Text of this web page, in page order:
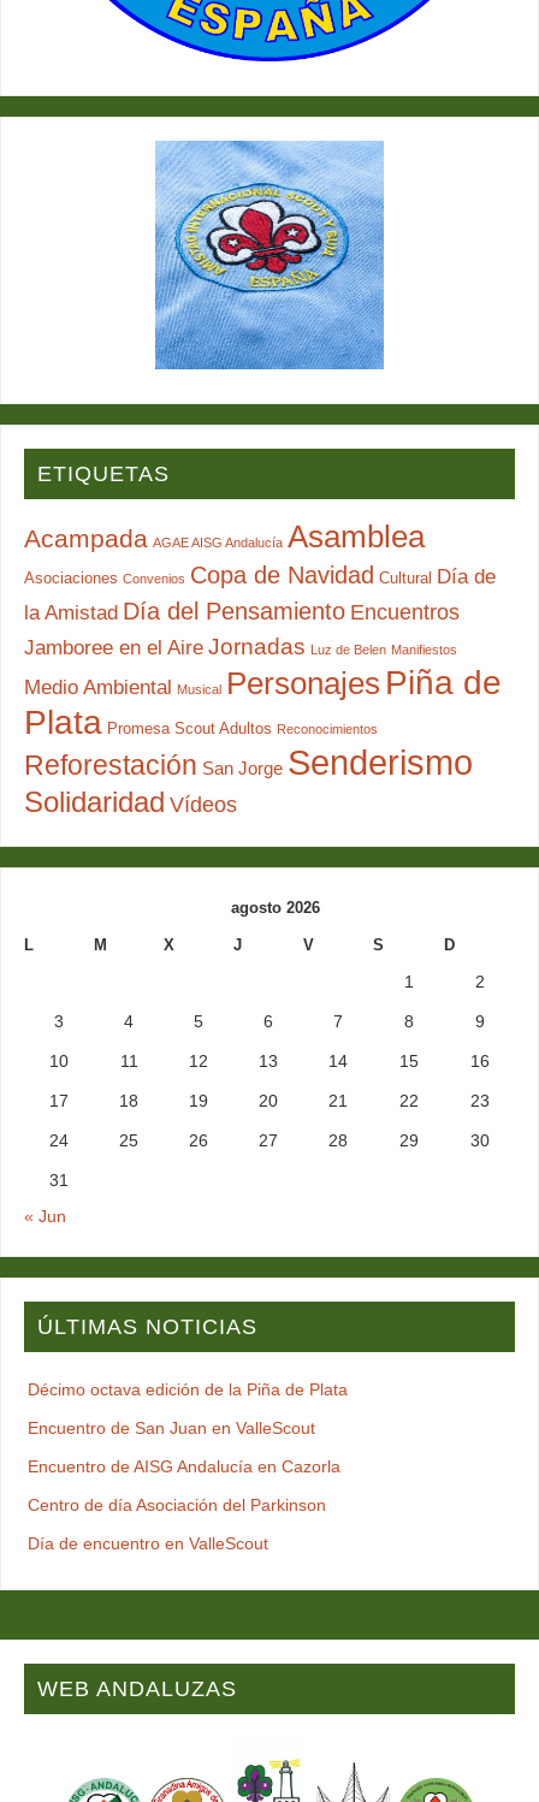
ETIQUETAS
Acampada AGAE AISG Andalucía Asamblea
Asociaciones Convenios Copa de Navidad Cultural Día de
la Amistad Día del Pensamiento Encuentros
Jamboree en el Aire Jornadas Luz de Belen Manifiestos
Medio Ambiental Musical Personajes Piña de
Plata Promesa Scout Adultos Reconocimientos
Reforestación San Jorge Senderismo
Solidaridad Vídeos
agosto 2026
L M X J V S D
1 2
3 4 5 6 7 8 9
10 11 12 13 14 15 16
17 18 19 20 21 22 23
24 25 26 27 28 29 30
31
« Jun
ÚLTIMAS NOTICIAS
Décimo octava edición de la Piña de Plata
Encuentro de San Juan en ValleScout
Encuentro de AISG Andalucía en Cazorla
Centro de día Asociación del Parkinson
Día de encuentro en ValleScout
WEB ANDALUZAS